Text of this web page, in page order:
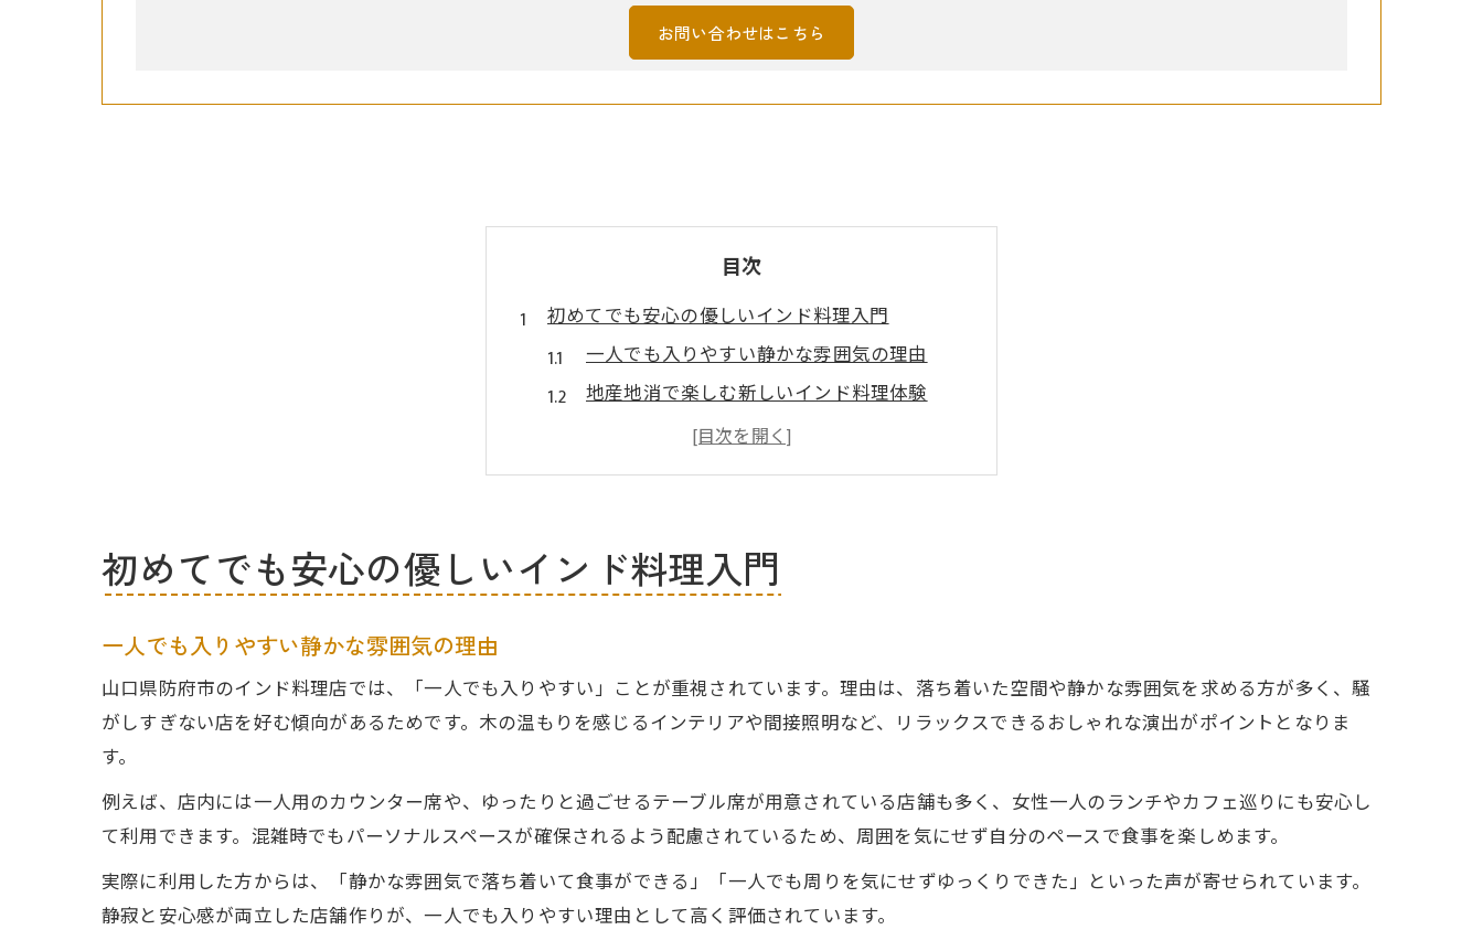
お問い合わせはこちら
目次
初めてでも安心の優しいインド料理入門
一人でも入りやすい静かな雰囲気の理由
地産地消で楽しむ新しいインド料理体験
スパイス初心者も安心のカレー選び
健康志向に寄り添うグルテンフリー対応
ビーガンも選べる防府市のカレースポット
一人でも入りやすいビーガン対応の魅力
ランチにもぴったりなカフェ巡り体験
スパイスカレーとハーブで健康生活
一人でも入りやすい女性向けカフェ空間
ハーブ香る落ち着き空間でリラックス
カウンター席で静かに楽しむインド料理
初めてでも安心の優しいインド料理入門
一人でも入りやすい静かな雰囲気の理由
山口県防府市のインド料理店では、「一人でも入りやすい」ことが重視されています。理由は、落ち着いた空間や静かな雰囲気を求める方が多く、騒
がしすぎない店を好む傾向があるためです。木の温もりを感じるインテリアや間接照明など、リラックスできるおしゃれな演出がポイントとなりま
す。
例えば、店内には一人用のカウンター席や、ゆったりと過ごせるテーブル席が用意されている店舗も多く、女性一人のランチやカフェ巡りにも安心し
て利用できます。混雑時でもパーソナルスペースが確保されるよう配慮されているため、周囲を気にせず自分のペースで食事を楽しめます。
実際に利用した方からは、「静かな雰囲気で落ち着いて食事ができる」「一人でも周りを気にせずゆっくりできた」といった声が寄せられています。
静寂と安心感が両立した店舗作りが、一人でも入りやすい理由として高く評価されています。